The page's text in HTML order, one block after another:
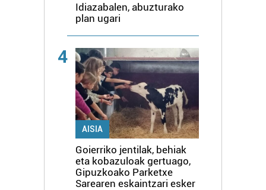
Idiazabalen, abuzturako
plan ugari
4
AISIA
Goierriko jentilak, behiak
eta kobazuloak gertuago,
Gipuzkoako Parketxe
Sarearen eskaintzari esker